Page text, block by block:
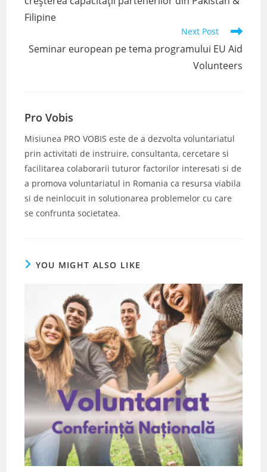
Filipine
Next Post
Seminar european pe tema programului EU Aid
Volunteers
Pro Vobis
Misiunea PRO VOBIS este de a dezvolta voluntariatul
prin activitati de instruire, consultanta, cercetare si
facilitarea colaborarii tuturor factorilor interesati si de
a promova voluntariatul in Romania ca resursa viabila
si de neinlocuit in solutionarea problemelor cu care
se confrunta societatea.
YOU MIGHT ALSO LIKE